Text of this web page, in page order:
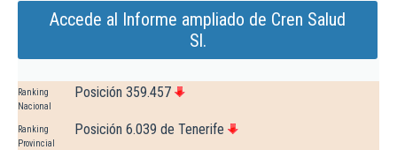
Accede al Informe ampliado de Cren Salud
Sl.
Ranking
Nacional
Posición 359.457
Ranking
Provincial
Posición 6.039 de Tenerife